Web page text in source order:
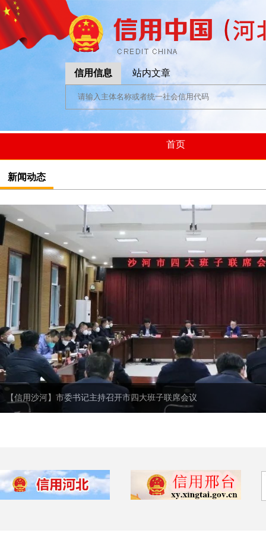
信用信息 站内文章
首页
新闻动态
【信用沙河】市委书记主持召开市四大班子联席会议